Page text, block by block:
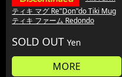
ティキ マグ Re"Don"do Tiki Mug
ティキ ファーム Redondo
SOLD OUT Yen
MORE